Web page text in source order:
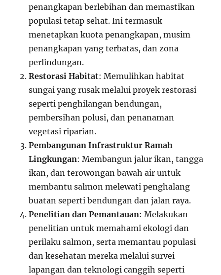
penangkapan berlebihan dan memastikan
populasi tetap sehat. Ini termasuk
menetapkan kuota penangkapan, musim
penangkapan yang terbatas, dan zona
perlindungan.
Restorasi Habitat: Memulihkan habitat
sungai yang rusak melalui proyek restorasi
seperti penghilangan bendungan,
pembersihan polusi, dan penanaman
vegetasi riparian.
Pembangunan Infrastruktur Ramah
Lingkungan: Membangun jalur ikan, tangga
ikan, dan terowongan bawah air untuk
membantu salmon melewati penghalang
buatan seperti bendungan dan jalan raya.
Penelitian dan Pemantauan: Melakukan
penelitian untuk memahami ekologi dan
perilaku salmon, serta memantau populasi
dan kesehatan mereka melalui survei
lapangan dan teknologi canggih seperti